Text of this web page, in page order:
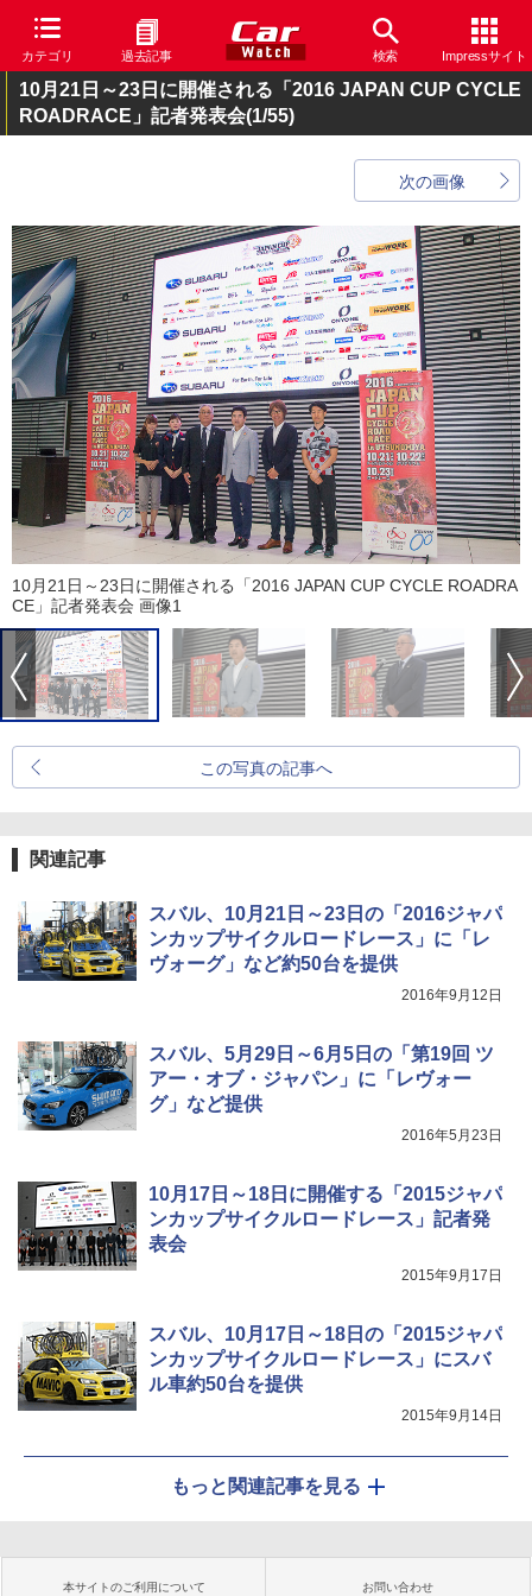
カテゴリ 過去記事 検索 Impressサイト
10月21日～23日に開催される「2016 JAPAN CUP CYCLE
ROADRACE」記者発表会(1/55)
次の画像
10月21日～23日に開催される「2016 JAPAN CUP CYCLE ROADRA
CE」記者発表会 画像1
この写真の記事へ
関連記事
スバル、10月21日～23日の「2016ジャパ
ンカップサイクルロードレース」に「レ
ヴォーグ」など約50台を提供
2016年9月12日
スバル、5月29日～6月5日の「第19回 ツ
アー・オブ・ジャパン」に「レヴォー
グ」など提供
2016年5月23日
10月17日～18日に開催する「2015ジャパ
ンカップサイクルロードレース」記者発
表会
2015年9月17日
スバル、10月17日～18日の「2015ジャパ
ンカップサイクルロードレース」にスバ
ル車約50台を提供
2015年9月14日
もっと関連記事を見る
本サイトのご利用について お問い合わせ